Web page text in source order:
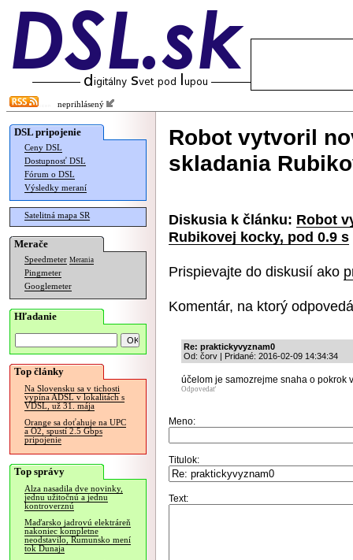
neprihlásený
DSL pripojenie
Ceny DSL
Dostupnosť DSL
Fórum o DSL
Výsledky meraní
Satelitná mapa SR
Merače
Speedmeter Merania
Pingmeter
Googlemeter
Hľadanie
Top články
Na Slovensku sa v tichosti
vypína ADSL v lokalitách s
VDSL, už 31. mája
Orange sa doťahuje na UPC
a O2, spustí 2.5 Gbps
pripojenie
Top správy
Alza nasadila dve novinky,
jednu užitočnú a jednu
kontroverznú
Maďarsko jadrovú elektráreň
nakoniec kompletne
neodstavilo, Rumunsko mení
tok Dunaja
Robot vytvoril
skladania
Diskusia k článku: Robot
Rubikovej kocky, pod 0.9 s
Prispievajte do diskusií ako
Komentár, na ktorý
Re: praktickyvyznam0
Od: čorv | Pridané: 2016-02-09 14:34:34
účelom je samozrejme snaha o pokrok
Odpovedať
Meno:
Titulok:
Text: